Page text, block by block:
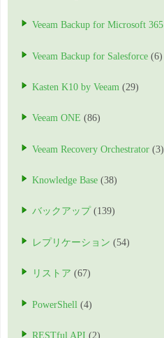
Veeam Backup for Microsoft 365
Veeam Backup for Salesforce (6)
Kasten K10 by Veeam (29)
Veeam ONE (86)
Veeam Recovery Orchestrator (3)
Knowledge Base (38)
バックアップ (139)
レプリケーション (54)
リストア (67)
PowerShell (4)
RESTful API (2)